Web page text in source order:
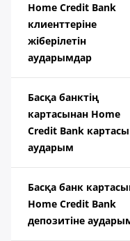
Home Credit Bank
клиенттеріне
жіберілетін
аударымдар
Басқа банктің
картасынан Home
Credit Bank
аударым
Басқа банк
Home Credit Bank
депозитіне